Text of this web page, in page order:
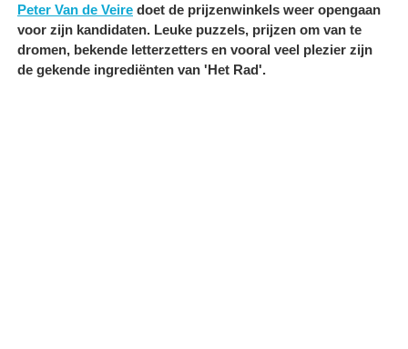
Peter Van de Veire doet de prijzenwinkels weer opengaan
voor zijn kandidaten. Leuke puzzels, prijzen om van te
dromen, bekende letterzetters en vooral veel plezier zijn
de gekende ingrediënten van 'Het Rad'.